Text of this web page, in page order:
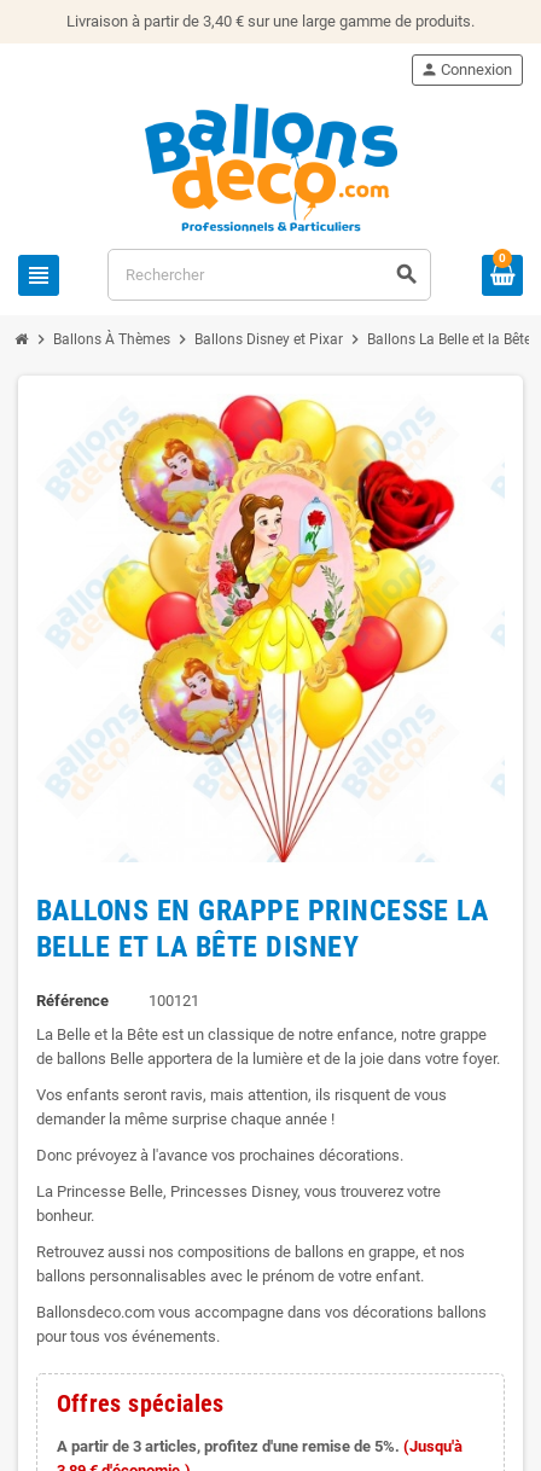
Livraison à partir de 3,40 € sur une large gamme de produits.
view_headline search
person Connexion
0
chevron_right Ballons À Thèmes chevron_right Ballons Disney et Pixar chevron_right Ballons La Belle et la Bête
BALLONS EN GRAPPE PRINCESSE LA
BELLE ET LA BÊTE DISNEY
Référence
100121
La Belle et la Bête est un classique de notre enfance, notre grappe
de ballons Belle apportera de la lumière et de la joie dans votre foyer.
Vos enfants seront ravis, mais attention, ils risquent de vous
demander la même surprise chaque année !
Donc prévoyez à l'avance vos prochaines décorations.
La Princesse Belle, Princesses Disney, vous trouverez votre
bonheur.
Retrouvez aussi nos compositions de ballons en grappe, et nos
ballons personnalisables avec le prénom de votre enfant.
Ballonsdeco.com vous accompagne dans vos décorations ballons
pour tous vos événements.
Offres spéciales
A partir de 3 articles, profitez d'une remise de 5%. (Jusqu'à